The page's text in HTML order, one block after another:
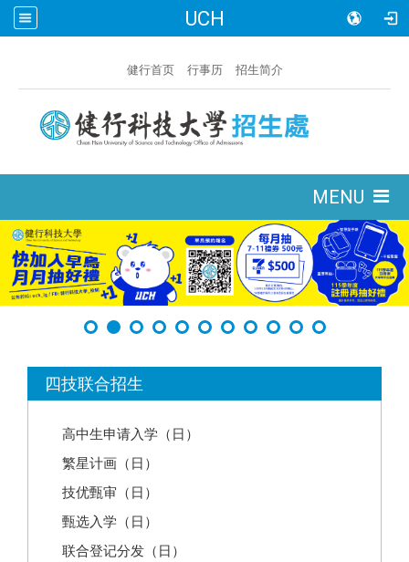
UCH
健行首页 行事历 招生简介
MENU
四技联合招生
高中生申请入学（日）
繁星计画（日）
技优甄审（日）
甄选入学（日）
联合登记分发（日）